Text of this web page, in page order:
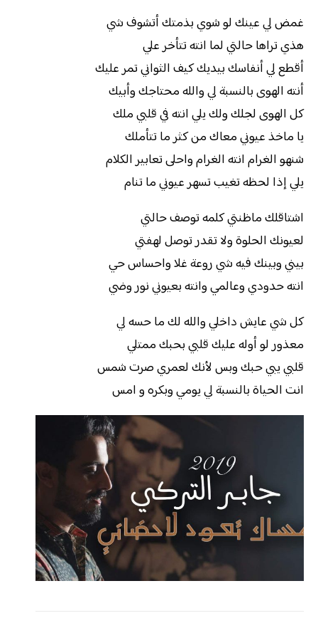
غمض لي عينك لو شوي بذمتك أتشوف شي
هذي تراها حالتي لما انته تتأخر علي
أقطع لي أنفاسك بيديك كيف الثواني تمر عليك
أنته الهوى بالنسبة لي والله محتاجك وأبيك
كل الهوى لجلك ولك يلي انته في قلبي ملك
يا ماخذ عيوني معاك من كثر ما تتأملك
شنهو الغرام انته الغرام واحلى تعابير الكلام
يلي إذا لحظه تغيب تسهر عيوني ما تنام
اشتاقلك ماظنتي كلمه توصف حالتي
لعيونك الحلوة ولا تقدر توصل لهفتي
بيني وبينك فيه شي روعة غلا واحساس حي
انته حدودي وعالمي وانته بعيوني نور وضي
كل شي عايش داخلي والله لك ما حسه لي
معذور لو أوله عليك قلبي بحبك ممتلي
قلبي يبي حبك وبس لأنك لعمري صرت شمس
انت الحياة بالنسبة لي يومي وبكره و امس